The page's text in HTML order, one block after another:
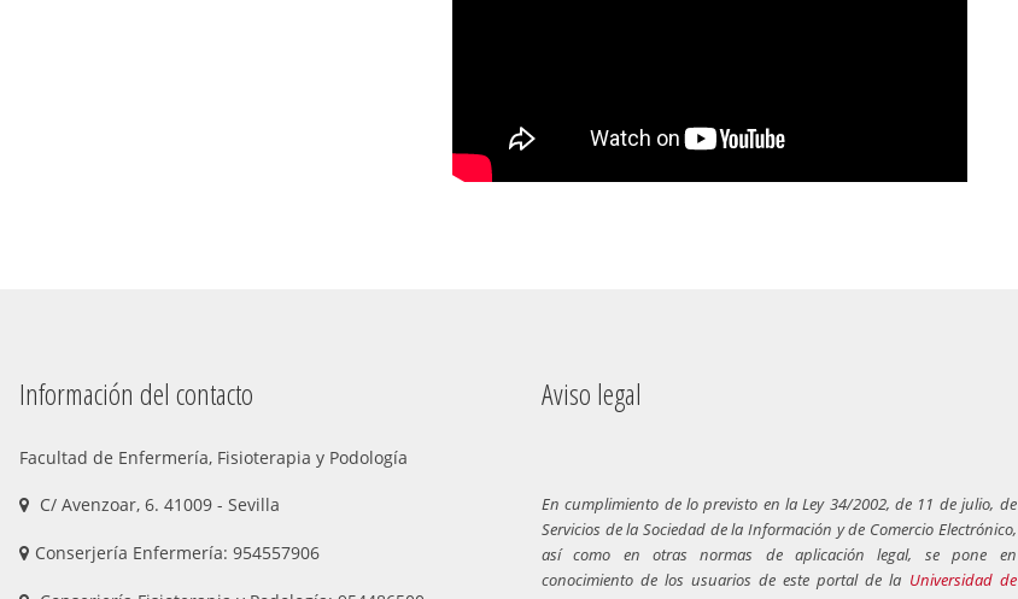
Información del contacto
Facultad de Enfermería, Fisioterapia y Podología
C/ Avenzoar, 6. 41009 - Sevilla
Conserjería Enfermería: 954557906
Aviso legal
En cumplimiento de lo previsto en la Ley 34/2002, de 11 de julio, de
Servicios de la Sociedad de la Información y de Comercio Electrónico,
así como en otras normas de aplicación legal, se pone en
conocimiento de los usuarios de este portal de la Universidad de